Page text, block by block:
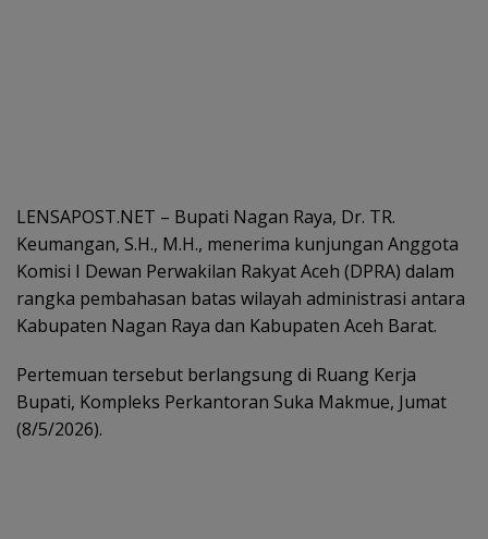
LENSAPOST.NET – Bupati Nagan Raya, Dr. TR.
Keumangan, S.H., M.H., menerima kunjungan Anggota
Komisi I Dewan Perwakilan Rakyat Aceh (DPRA) dalam
rangka pembahasan batas wilayah administrasi antara
Kabupaten Nagan Raya dan Kabupaten Aceh Barat.
Pertemuan tersebut berlangsung di Ruang Kerja
Bupati, Kompleks Perkantoran Suka Makmue, Jumat
(8/5/2026).